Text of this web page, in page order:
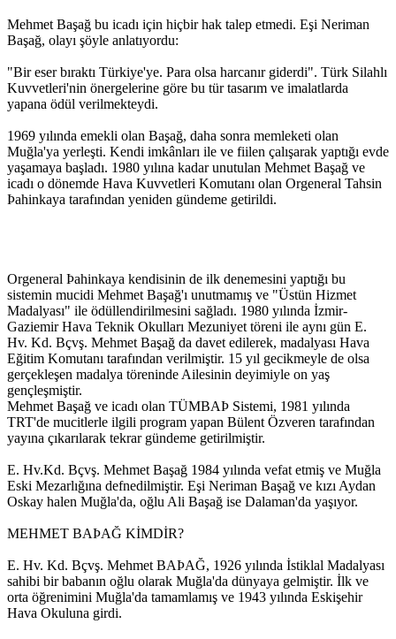
Mehmet Başağ bu icadı için hiçbir hak talep etmedi. Eşi Neriman
Başağ, olayı şöyle anlatıyordu:
"Bir eser bıraktı Türkiye'ye. Para olsa harcanır giderdi". Türk Silahlı
Kuvvetleri'nin önergelerine göre bu tür tasarım ve imalatlarda
yapana ödül verilmekteydi.
1969 yılında emekli olan Başağ, daha sonra memleketi olan
Muğla'ya yerleşti. Kendi imkânları ile ve fiilen çalışarak yaptığı evde
yaşamaya başladı. 1980 yılına kadar unutulan Mehmet Başağ ve
icadı o dönemde Hava Kuvvetleri Komutanı olan Orgeneral Tahsin
Þahinkaya tarafından yeniden gündeme getirildi.
Orgeneral Þahinkaya kendisinin de ilk denemesini yaptığı bu
sistemin mucidi Mehmet Başağ'ı unutmamış ve "Üstün Hizmet
Madalyası" ile ödüllendirilmesini sağladı. 1980 yılında İzmir-
Gaziemir Hava Teknik Okulları Mezuniyet töreni ile aynı gün E.
Hv. Kd. Bçvş. Mehmet Başağ da davet edilerek, madalyası Hava
Eğitim Komutanı tarafından verilmiştir. 15 yıl gecikmeyle de olsa
gerçekleşen madalya töreninde Ailesinin deyimiyle on yaş
gençleşmiştir.
Mehmet Başağ ve icadı olan TÜMBAÞ Sistemi, 1981 yılında
TRT'de mucitlerle ilgili program yapan Bülent Özveren tarafından
yayına çıkarılarak tekrar gündeme getirilmiştir.
E. Hv.Kd. Bçvş. Mehmet Başağ 1984 yılında vefat etmiş ve Muğla
Eski Mezarlığına defnedilmiştir. Eşi Neriman Başağ ve kızı Aydan
Oskay halen Muğla'da, oğlu Ali Başağ ise Dalaman'da yaşıyor.
MEHMET BAÞAĞ KİMDİR?
E. Hv. Kd. Bçvş. Mehmet BAÞAĞ, 1926 yılında İstiklal Madalyası
sahibi bir babanın oğlu olarak Muğla'da dünyaya gelmiştir. İlk ve
orta öğrenimini Muğla'da tamamlamış ve 1943 yılında Eskişehir
Hava Okuluna girdi.